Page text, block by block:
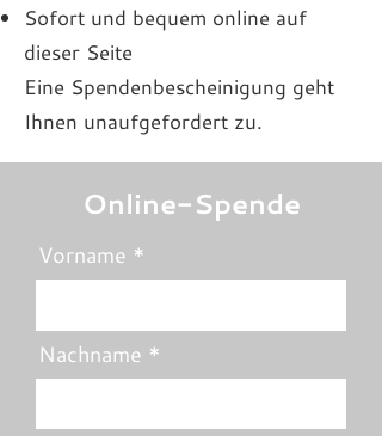
Sofort und bequem online auf
dieser Seite
Eine Spendenbescheinigung geht
Ihnen unaufgefordert zu.​
Online-Spende
Vorname
Nachname